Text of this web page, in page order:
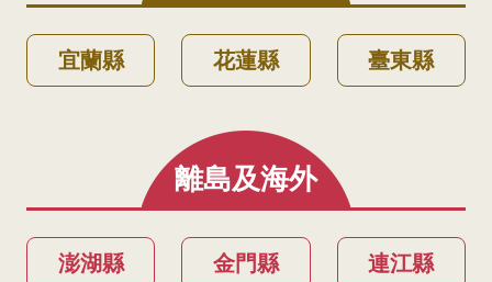
宜蘭縣 花蓮縣 臺東縣
離島及海外
澎湖縣 金門縣 連江縣